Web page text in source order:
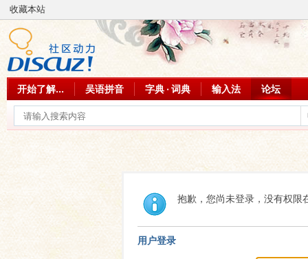
收藏本站
开始了解... 吴语拼音 字典 · 词典 输入法 论坛
抱歉，您尚未登录，没有权限
用户登录